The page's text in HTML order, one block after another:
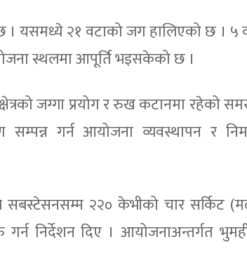
छ । यसमध्ये २१ वटाको जग हालिएको छ । ५
स्थलमा आपूर्ति भइसकेको छ ।
जग्गा प्रयोग र रुख कटानमा रहेको
गर्न आयोजना व्यवस्थापन र
२२० केभीको चार सर्किट
निर्देशन दिए । आयोजनाअन्तर्गत